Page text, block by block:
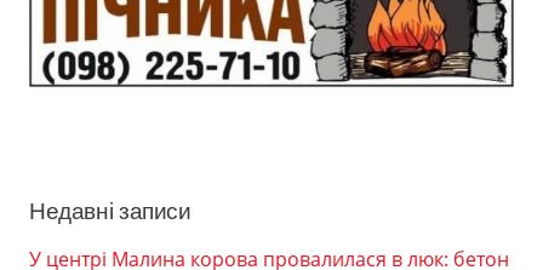
Недавні записи
У центрі Малина корова провалилася в люк: бетон